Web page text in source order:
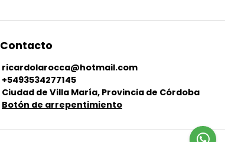
Contacto
ricardolarocca@hotmail.com
+5493534277145
Ciudad de Villa María, Provincia de Córdoba
Botón de arrepentimiento